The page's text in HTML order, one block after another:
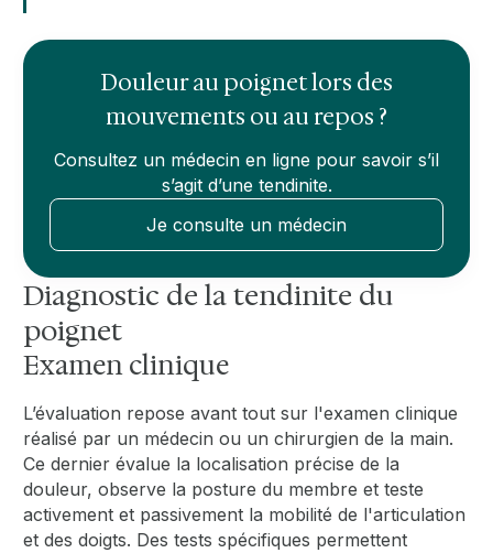
Douleur au poignet lors des
mouvements ou au repos ?
Consultez un médecin en ligne pour savoir s’il
s’agit d’une tendinite.
Je consulte un médecin
Diagnostic de la tendinite du
poignet
Examen clinique
L’évaluation repose avant tout sur l'examen clinique
réalisé par un médecin ou un chirurgien de la main.
Ce dernier évalue la localisation précise de la
douleur, observe la posture du membre et teste
activement et passivement la mobilité de l'articulation
et des doigts. Des tests spécifiques permettent